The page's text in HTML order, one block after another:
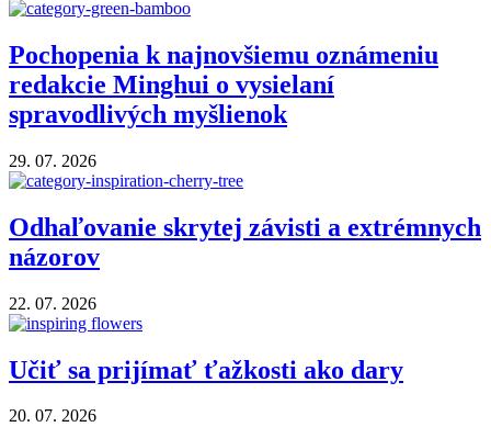
Pochopenia k najnovšiemu oznámeniu
redakcie Minghui o vysielaní
spravodlivých myšlienok
29. 07. 2026
Odhaľovanie skrytej závisti a extrémnych
názorov
22. 07. 2026
Učiť sa prijímať ťažkosti ako dary
20. 07. 2026